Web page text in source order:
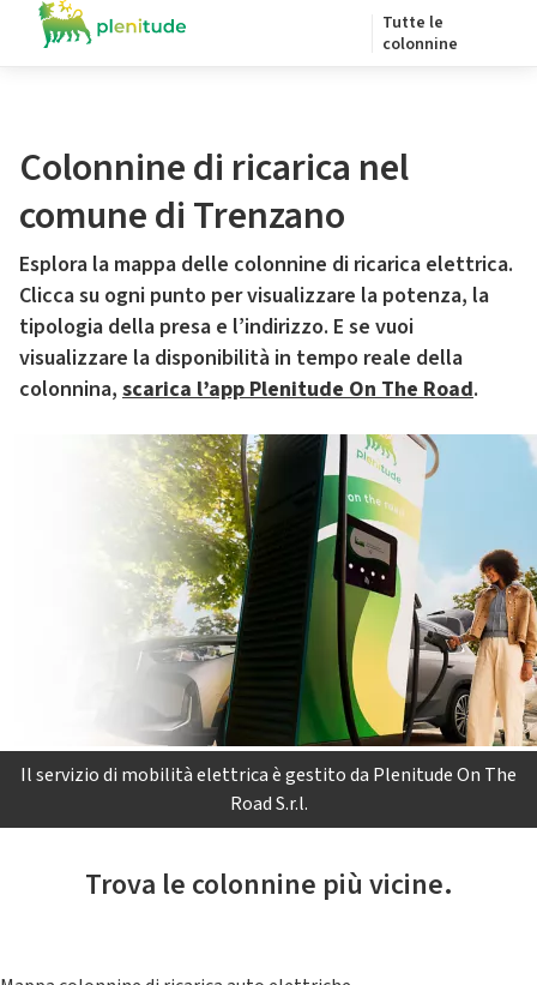
Tutte le
colonnine
Colonnine di ricarica nel
comune di Trenzano
Esplora la mappa delle colonnine di ricarica elettrica.
Clicca su ogni punto per visualizzare la potenza, la
tipologia della presa e l’indirizzo. E se vuoi
visualizzare la disponibilità in tempo reale della
colonnina, scarica l’app Plenitude On The Road.
Il servizio di mobilità elettrica è gestito da Plenitude On The
Road S.r.l.
Trova le colonnine più vicine.